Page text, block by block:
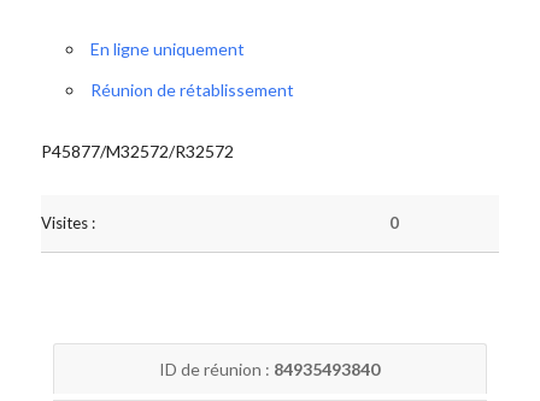
En ligne uniquement
Réunion de rétablissement
P45877/M32572/R32572
Visites : 0
ID de réunion : 84935493840